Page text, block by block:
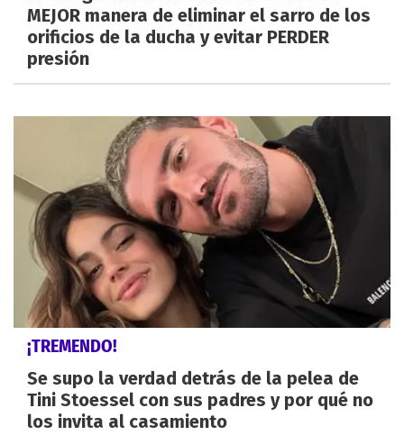
MEJOR manera de eliminar el sarro de los
orificios de la ducha y evitar PERDER
presión
¡TREMENDO!
Se supo la verdad detrás de la pelea de
Tini Stoessel con sus padres y por qué no
los invita al casamiento